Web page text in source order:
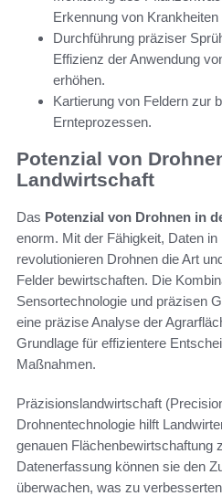
Erkennung von
Durchführung präziser
Effizienz der Anwendung
erhöhen.
Kartierung von Feldern zur
Ernteprozessen.
Potenzial von
Landwirtschaft
Das Potenzial von Drohnen in
enorm. Mit der Fähigkeit, Daten
revolutionieren Drohnen die Art
Felder bewirtschaften. Die
Sensortechnologie und präzisen
eine präzise Analyse der
Grundlage für effizientere
Maßnahmen.
Präzisionslandwirtschaft
Drohnentechnologie hilft
genauen Flächenbewirtschaftung
Datenerfassung können sie den
überwachen, was zu